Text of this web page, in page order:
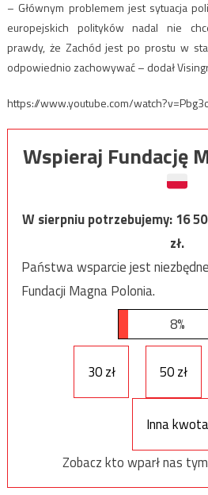
– Głównym problemem jest sytuacja
europejskich polityków nadal nie
prawdy, że Zachód jest po prostu w
odpowiednio zachowywać – dodał
https://www.youtube.com/
Wspieraj Fundację
W sierpniu potrzebujemy:16
zł.
Państwa wsparcie jest
Fundacji Magna Polonia.
8%
30 zł 50 zł
Inna kwota
Zobacz kto wparł nas